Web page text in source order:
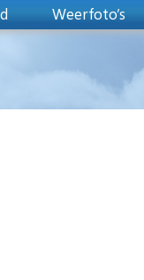
Weerfoto’s